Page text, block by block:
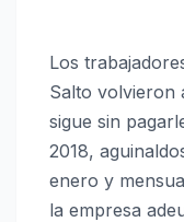
Los
Salto volvieron
sigue sin
2018,
enero y
la empresa